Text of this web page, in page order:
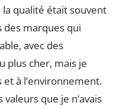
la qualité était souvent
des marques qui
avec des
plus cher, mais je
à l’environnement.
que je n’avais